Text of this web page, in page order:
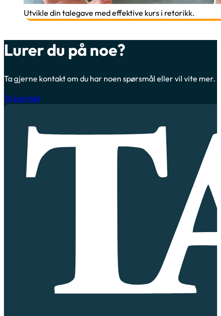
Utvikle din talegave med effektive kurs i retorikk.
Lurer du på noe?
Ta gjerne kontakt om du har noen spørsmål eller vil vite mer.
Ta kontakt